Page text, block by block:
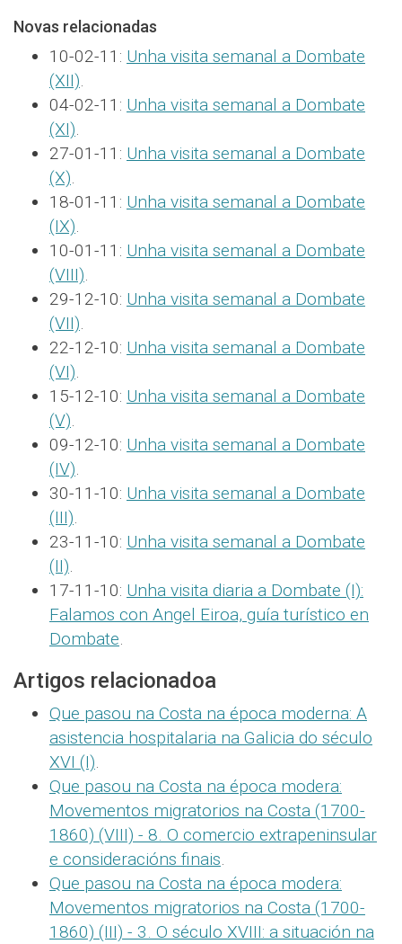
Novas relacionadas
10-02-11: Unha visita semanal a Dombate
(XII).
04-02-11: Unha visita semanal a Dombate
(XI).
27-01-11: Unha visita semanal a Dombate
(X).
18-01-11: Unha visita semanal a Dombate
(IX).
10-01-11: Unha visita semanal a Dombate
(VIII).
29-12-10: Unha visita semanal a Dombate
(VII).
22-12-10: Unha visita semanal a Dombate
(VI).
15-12-10: Unha visita semanal a Dombate
(V).
09-12-10: Unha visita semanal a Dombate
(IV).
30-11-10: Unha visita semanal a Dombate
(III).
23-11-10: Unha visita semanal a Dombate
(II).
17-11-10: Unha visita diaria a Dombate (I):
Falamos con Angel Eiroa, guía turístico en
Dombate.
Artigos relacionadoa
Que pasou na Costa na época moderna: A
asistencia hospitalaria na Galicia do século
XVI (I).
Que pasou na Costa na época modera:
Movementos migratorios na Costa (1700-
1860) (VIII) - 8. O comercio extrapeninsular
e consideracións finais.
Que pasou na Costa na época modera:
Movementos migratorios na Costa (1700-
1860) (III) - 3. O século XVIII: a situación na